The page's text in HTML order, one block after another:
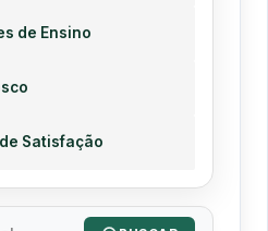
de Ensino
Satisfação